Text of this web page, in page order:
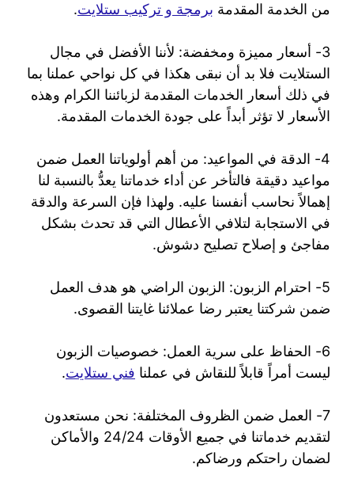
من الخدمة المقدمة برمجة و تركيب ستلايت.
3- أسعار مميزة ومخفضة: لأننا الأفضل في مجال
الستلايت فلا بد أن نبقى هكذا في كل نواحي عملنا بما
في ذلك أسعار الخدمات المقدمة لزبائننا الكرام وهذه
الأسعار لا تؤثر أبداً على جودة الخدمات المقدمة.
4- الدقة في المواعيد: من أهم أولوياتنا العمل ضمن
مواعيد دقيقة فالتأخر عن أداء خدماتنا يعدُّ بالنسبة لنا
إهمالاً نحاسب أنفسنا عليه. ولهذا فإن السرعة والدقة
في الاستجابة لتلافي الأعطال التي قد تحدث بشكل
مفاجئ و إصلاح تصليح دشوش.
5- احترام الزبون: الزبون الراضي هو هدف العمل
ضمن شركتنا يعتبر رضا عملائنا غايتنا القصوى.
6- الحفاظ على سرية العمل: خصوصيات الزبون
ليست أمراً قابلاً للنقاش في عملنا فني ستلايت.
7- العمل ضمن الظروف المختلفة: نحن مستعدون
لتقديم خدماتنا في جميع الأوقات 24/24 والأماكن
لضمان راحتكم ورضاكم.